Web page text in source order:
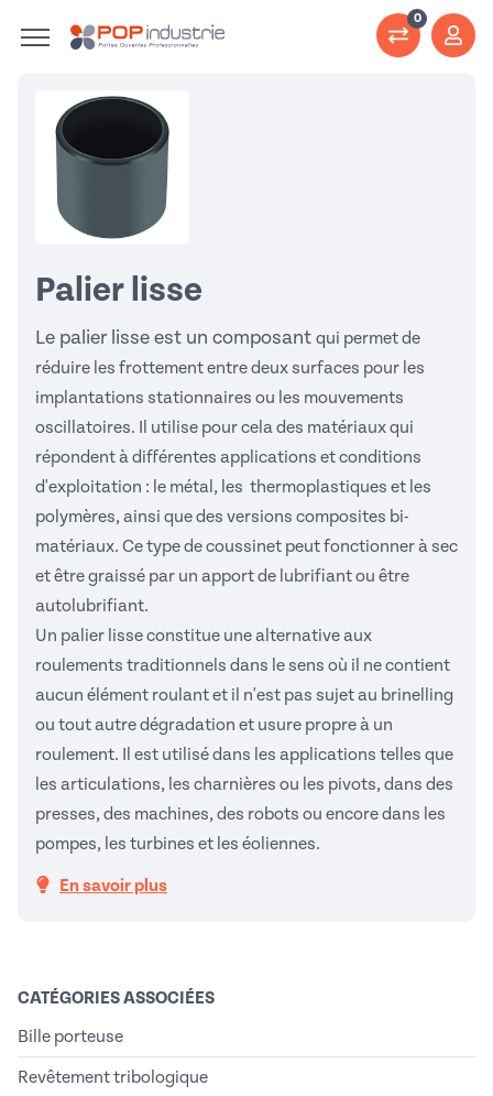
0
Palier lisse
Le palier lisse est un composant qui permet de
réduire les frottement entre deux surfaces pour les
implantations stationnaires ou les mouvements
oscillatoires. Il utilise pour cela des matériaux qui
répondent à différentes applications et conditions
d'exploitation : le métal, les thermoplastiques et les
polymères, ainsi que des versions composites bi-
matériaux. Ce type de coussinet peut fonctionner à sec
et être graissé par un apport de lubrifiant ou être
autolubrifiant.
Un palier lisse constitue une alternative aux
roulements traditionnels dans le sens où il ne contient
aucun élément roulant et il n'est pas sujet au brinelling
ou tout autre dégradation et usure propre à un
roulement. Il est utilisé dans les applications telles que
les articulations, les charnières ou les pivots, dans des
presses, des machines, des robots ou encore dans les
pompes, les turbines et les éoliennes.
En savoir plus
CATÉGORIES ASSOCIÉES
Bille porteuse
Revêtement tribologique